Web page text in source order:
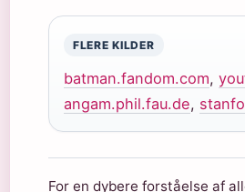
FLERE KILDER
batman.fandom.com,
angam.phil.fau.de,
For en dybere forståelse af